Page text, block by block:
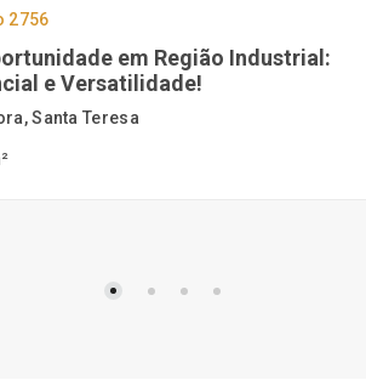
2756
em Região Industrial:
e Versatilidade!
Santa Teresa